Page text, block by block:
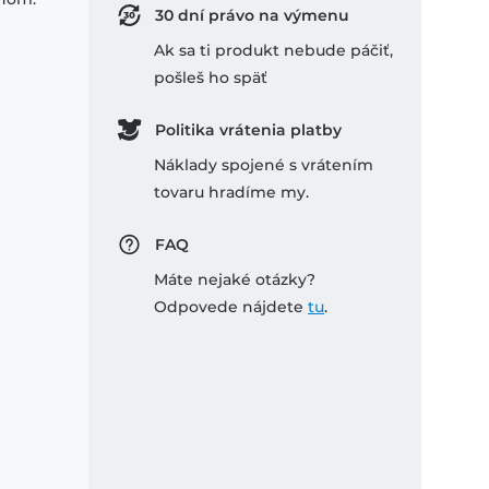
30 dní právo na výmenu
Ak sa ti produkt nebude páčiť,
pošleš ho späť
Politika vrátenia platby
Náklady spojené s vrátením
tovaru hradíme my.
FAQ
Máte nejaké otázky?
Odpovede nájdete tu.